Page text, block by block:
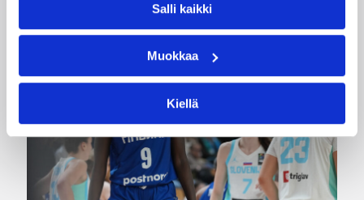
Salli kaikki
Muokkaa
Kiellä